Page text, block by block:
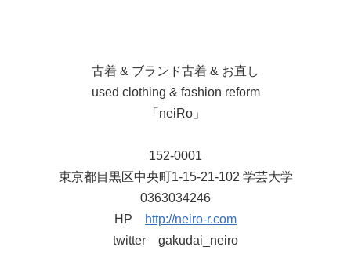
古着 & ブランド古着 & お直し
used clothing & fashion reform
「neiRo」
152-0001
東京都目黒区中央町1-15-21-102 学芸大学
0363034246
HP
http://neiro-r.com
twitter gakudai_neiro